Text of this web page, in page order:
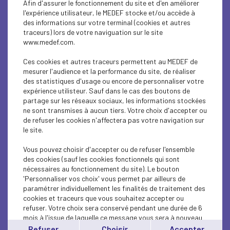
SUSTAINABLE DEVELOPMENT
SUSTAINABLE DEVELOPMENT
INTERNATIONAL - EUROPE
SUSTAINABLE DEVELOPMENT
SOCIAL
INTERNATIONAL - EUROPE
INTERNATIONAL - EUROPE
SUSTAINABLE DEVELOPMENT
ECONOMY
Afin d'assurer le fonctionnement du site et d'en améliorer
l'expérience utilisateur, le MEDEF stocke et/ou accède à
des informations sur votre terminal (cookies et autres
traceurs) lors de votre naviguation sur le site
www.medef.com.
Ces cookies et autres traceurs permettent au MEDEF de
mesurer l'audience et la performance du site, de réaliser
des statistiques d'usage ou encore de personnaliser votre
expérience utilisteur. Sauf dans le cas des boutons de
partage sur les réseaux sociaux, les informations stockées
ne sont transmises à aucun tiers. Votre choix d'accepter ou
de refuser les cookies n'affectera pas votre navigation sur
le site.
Vous pouvez choisir d'accepter ou de refuser l'ensemble
des cookies (sauf les cookies fonctionnels qui sont
nécessaires au fonctionnement du site). Le bouton
'Personnaliser vos choix' vous permet par ailleurs de
paramétrer individuellement les finalités de traitement des
cookies et traceurs que vous souhaitez accepter ou
refuser. Votre choix sera conservé pendant une durée de 6
mois à l'issue de laquelle ce message vous sera à nouveau
affiché..